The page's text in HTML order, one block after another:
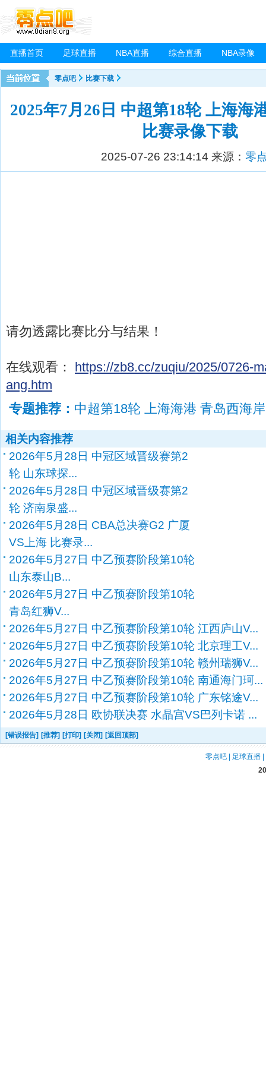
直播首页 足球直播 NBA直播 综合直播 NBA录像
零点吧 比赛下载
2025年7月26日 中超第18轮 上海海
比赛录像下载
2025-07-26 23:14:14 来源： 零
请勿透露比赛比分与结果！
在线观看： https://zb8.cc/zuqiu/2025/0726-
ang.htm
专题推荐： 中超第18轮 上海海港 青岛西海
相关内容推荐
2026年5月28日 中冠区域晋级赛第2
轮 山东球探...
2026年5月28日 中冠区域晋级赛第2
轮 济南泉盛...
2026年5月28日 CBA总决赛G2 广厦
VS上海 比赛录...
2026年5月27日 中乙预赛阶段第10轮
山东泰山B...
2026年5月27日 中乙预赛阶段第10轮
青岛红狮V...
2026年5月27日 中乙预赛阶段第10轮 江西庐山V...
2026年5月27日 中乙预赛阶段第10轮 北京理工V...
2026年5月27日 中乙预赛阶段第10轮 赣州瑞狮V...
2026年5月27日 中乙预赛阶段第10轮 南通海门珂...
2026年5月27日 中乙预赛阶段第10轮 广东铭途V...
2026年5月28日 欧协联决赛 水晶宫VS巴列卡诺 ...
[错误报告] [推荐] [打印] [关闭] [返回顶部]
零点吧 | 足球直播 |